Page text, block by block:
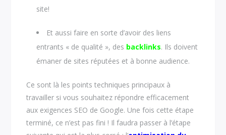
site!
Et aussi faire en sorte d’avoir des liens
entrants « de qualité », des backlinks. Ils doivent
émaner de sites réputées et à bonne audience.
Ce sont là les points techniques principaux à
travailler si vous souhaitez répondre efficacement
aux exigences SEO de Google. Une fois cette étape
terminé, ce n’est pas fini ! Il faudra passer à l’étape